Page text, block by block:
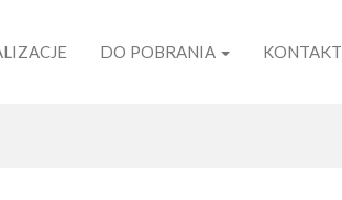
DO POBRANIA KONTAKT